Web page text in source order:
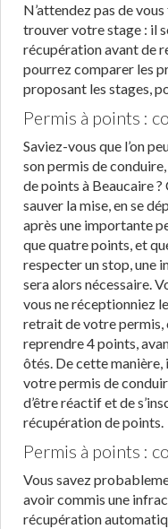
N’attendez pas de
trouver votre stage : il
récupération avant de
pourrez comparer les
proposant les stages,
Permis à points :
Saviez-vous que l’on
son permis de
de points à Beaucaire
sauver la mise, en se
après une importante
que quatre points, et
respecter un stop, une
sera alors nécessaire.
vous ne réceptionniez
retrait de votre permis,
reprendre 4 points,
ôtés. De cette
votre permis de
d’être réactif et de
récupération de points.
Permis à points :
Vous savez
avoir commis une
récupération